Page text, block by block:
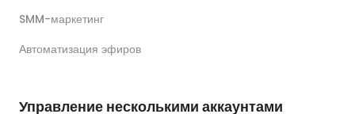
SMM-маркетинг
Автоматизация эфиров
Управление несколькими аккаунтами